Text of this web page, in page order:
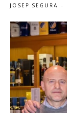
JOSEP SEGURA -